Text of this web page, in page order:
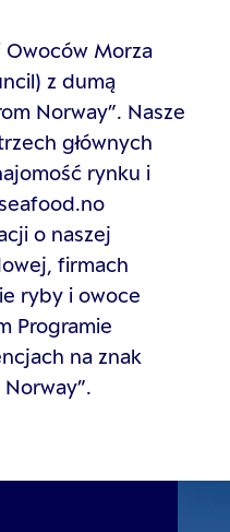
Owoców Morza
z dumą
Norway”. Nasze
głównych
rynku i
o naszej
firmach
ryby i owoce
Programie
na znak